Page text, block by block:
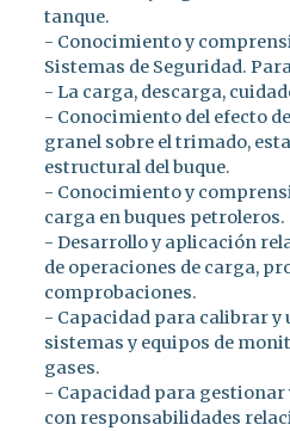
tanque.
- Conocimiento y
Sistemas de Seguridad.
- La carga, descarga,
- Conocimiento del efecto
granel sobre el trimado,
estructural del buque.
- Conocimiento y
carga en buques petroleros.
- Desarrollo y aplicación
de operaciones de carga,
comprobaciones.
- Capacidad para calibrar
sistemas y equipos de
gases.
- Capacidad para
con responsabilidades